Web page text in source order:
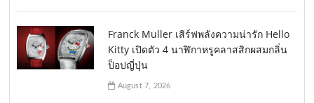
Franck Muller เสิร์ฟพลังความน่ารัก Hello
Kitty เปิดตัว 4 นาฬิกาหรูคลาสสิกผสมกลิ่น
ป็อปญี่ปุ่น
August 7, 2026